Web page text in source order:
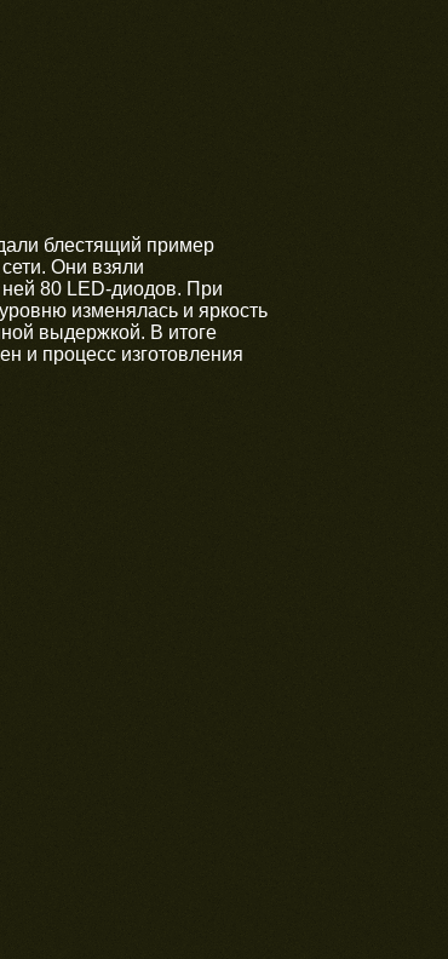
блестящий пример
Они взяли
80 LED-диодов. При
изменялась и яркость
выдержкой. В итоге
и процесс изготовления